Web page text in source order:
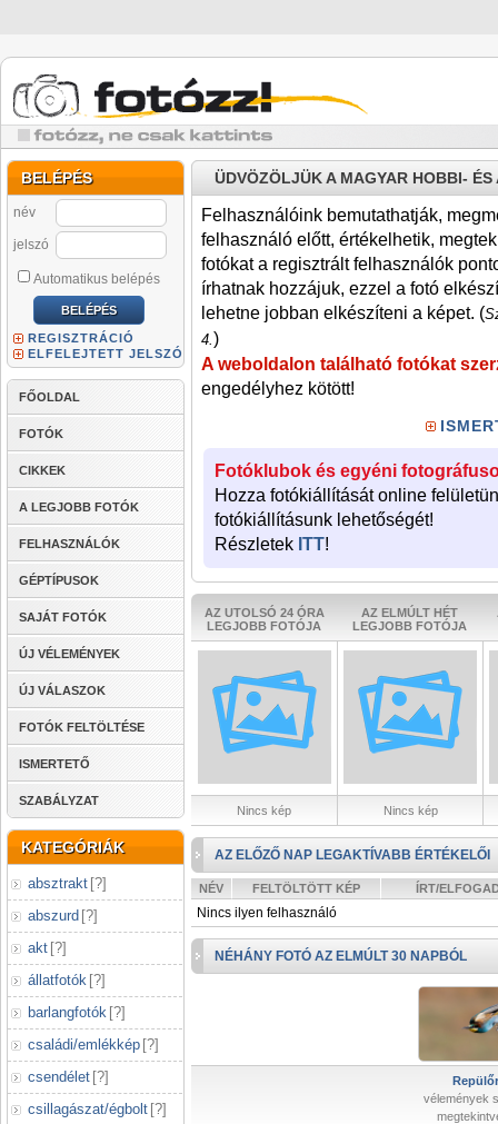
BELÉPÉS
név
jelszó
Automatikus belépés
REGISZTRÁCIÓ
ELFELEJTETT JELSZÓ
FŐOLDAL
FOTÓK
CIKKEK
A LEGJOBB FOTÓK
FELHASZNÁLÓK
GÉPTÍPUSOK
SAJÁT FOTÓK
ÚJ VÉLEMÉNYEK
ÚJ VÁLASZOK
FOTÓK FELTÖLTÉSE
ISMERTETŐ
SZABÁLYZAT
KATEGÓRIÁK
absztrakt [?]
abszurd [?]
akt [?]
állatfotók [?]
barlangfotók [?]
családi/emlékkép [?]
csendélet [?]
csillagászat/égbolt [?]
ÜDVÖZÖLJÜK A MAGYAR HOBBI-
Felhasználóink bemutathatják,
felhasználó előtt, értékelhetik,
fotókat a regisztrált felhasználók
írhatnak hozzájuk, ezzel a fotó
lehetne jobban elkészíteni a képet. (
4.)
A weboldalon található fotókat
engedélyhez kötött!
Fotóklubok és egyéni
Hozza fotókiállítását online
fotókiállításunk lehetőségét!
Részletek ITT!
AZ UTOLSÓ 24 ÓRA
LEGJOBB FOTÓJA
AZ ELMÚLT HÉT
LEGJOBB FOTÓJA
Nincs kép Nincs kép
AZ ELŐZŐ NAP LEGAKTÍVABB ÉRTÉKELŐI
NÉV FELTÖLTÖTT KÉP ÍRT/
Nincs ilyen felhasználó
NÉHÁNY FOTÓ AZ ELMÚLT 30 NAPBÓL
vélemények